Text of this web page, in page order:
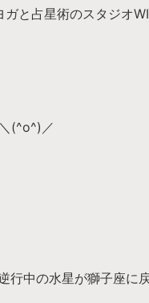
と占星術のスタジオ
(^o^)／
中の水星が獅子座に戻